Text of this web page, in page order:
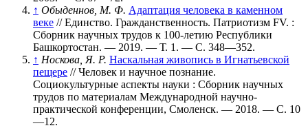
↑ Обыденнов, М. Ф. Адаптация человека в каменном
веке // Единство. Гражданственность. Патриотизм FV. :
Сборник научных трудов к 100-летию Республики
Башкортостан. — 2019. — Т. 1 . — С. 348—352.
↑ Носкова, Я. Р. Наскальная живопись в Игнатьевской
пещере // Человек и научное познание.
Социокультурные аспекты науки : Сборник научных
трудов по материалам Международной научно-
практической конференции, Смоленск. — 2018. — С. 10
—12.